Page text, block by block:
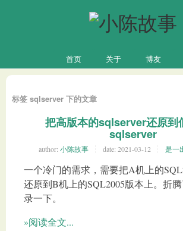
首页 关于 博友
标签 sqlserver 下的文章
把高版本的sqlserver还原到
sqlserver
author: 小陈故事 date: 2021-03-12 是一
一个冷门的需求，需要把A机上的
还原到B机上的SQL2005版本上。折
录一下。
»阅读全文...